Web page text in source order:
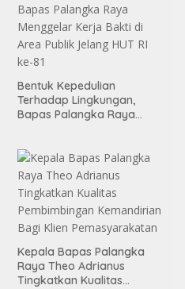
Bentuk Kepedulian
Terhadap Lingkungan,
Bapas Palangka Raya
ke-81
Kepala Bapas Palangka
Raya Theo Adrianus
Tingkatkan Kualitas